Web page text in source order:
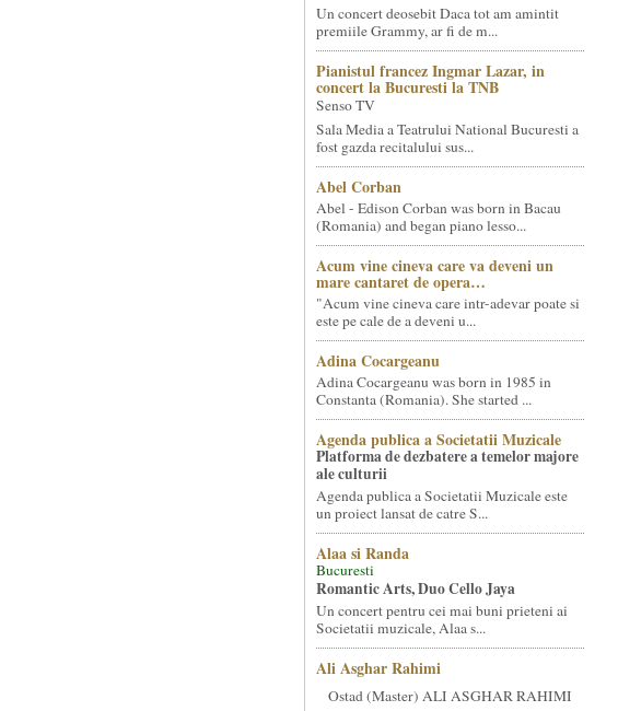
Un concert deosebit Daca tot am amintit
premiile Grammy, ar fi de m...
Pianistul francez Ingmar Lazar, in
concert la Bucuresti la TNB
Senso TV
Sala Media a Teatrului National Bucuresti a
fost gazda recitalului sus...
Abel Corban
Abel - Edison Corban was born in Bacau
(Romania) and began piano lesso...
Acum vine cineva care va deveni un
mare cantaret de opera…
"Acum vine cineva care intr-adevar poate si
este pe cale de a deveni u...
Adina Cocargeanu
Adina Cocargeanu was born in 1985 in
Constanta (Romania). She started ...
Agenda publica a Societatii Muzicale
Platforma de dezbatere a temelor majore
ale culturii
Agenda publica a Societatii Muzicale este
un proiect lansat de catre S...
Alaa si Randa
Bucuresti
Romantic Arts, Duo Cello Jaya
Un concert pentru cei mai buni prieteni ai
Societatii muzicale, Alaa s...
Ali Asghar Rahimi
Ostad (Master) ALI ASGHAR RAHIMI